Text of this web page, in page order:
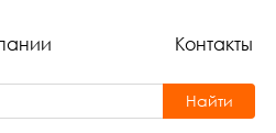
Контакты
Найти